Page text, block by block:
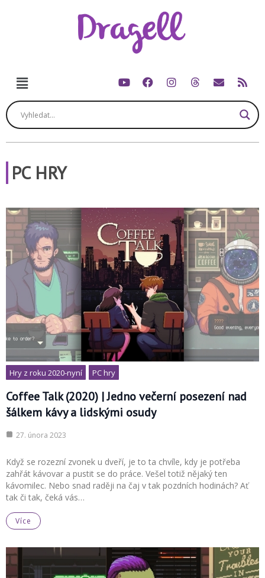
PC HRY
Hry z roku 2020-nyní PC hry
Coffee Talk (2020) | Jedno večerní posezení nad
šálkem kávy a lidskými osudy
27. února 2023
Když se rozezní zvonek u dveří, je to ta chvíle, kdy je potřeba
zahřát kávovar a pustit se do práce. Vešel totiž nějaký ten
kávomilec. Nebo snad raději na čaj v tak pozdních hodinách? Ať
tak či tak, čeká vás…
Více